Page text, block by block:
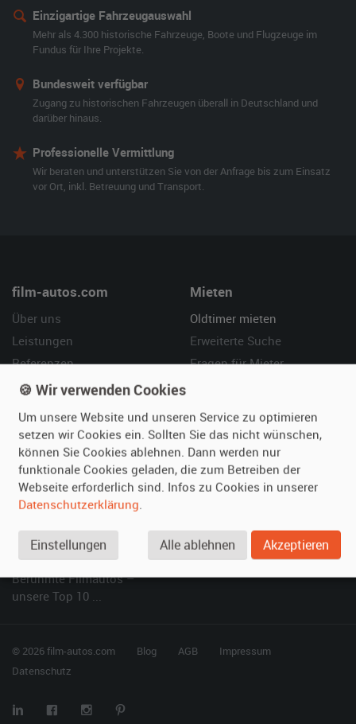
Einzigartige Fahrzeugauswahl
Mehr als 4.300 historische Fahrzeuge, Boote und Flugzeuge im
Fundus für Ihre Projekte.
Bundesweit verfügbar
Zugang zu historischen Fahrzeugen überall in Deutschland und
darüber hinaus.
Professionelle Vermittlung
Wir beraten und unterstützen Sie von der Anfrage bis zum Einsatz
vor Ort, inkl. Betreuung und Transport.
film-autos.com
Über uns
Leistungen
Referenzen
Kundenmeinungen
Mieten
Oldtimer mieten
Erweiterte Suche
Fragen für Mieter
Vermieten
Oldtimer anmelden
Fotos senden
Fragen für Vermieter
Hilfe
Häufige Fragen (FAQ)
So funktioniert's
SPECIAL
Berühmte Filmautos –
unsere Top 10 ...
© 2026 film-autos.com Blog AGB
Impressum
Datenschutz
🍪 Wir verwenden Cookies
Um unsere Website und unseren Service zu optimieren
setzen wir Cookies ein. Sollten Sie das nicht wünschen,
können Sie Cookies ablehnen. Dann werden nur
funktionale Cookies geladen, die zum Betreiben der
Webseite erforderlich sind. Infos zu Cookies in unserer
Datenschutzerklärung.
Einstellungen Alle ablehnen Akzeptieren